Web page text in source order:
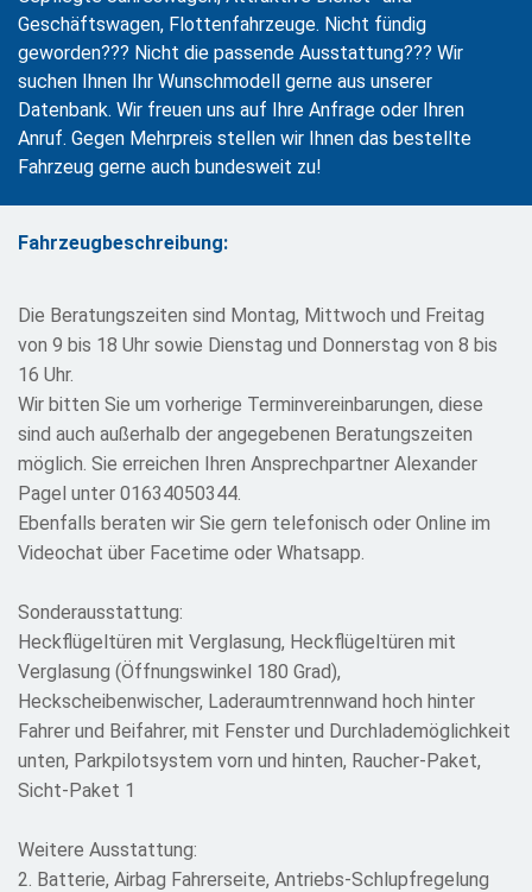
Geschäftswagen, Flottenfahrzeuge. Nicht fündig
geworden??? Nicht die passende Ausstattung??? Wir
suchen Ihnen Ihr Wunschmodell gerne aus unserer
Datenbank. Wir freuen uns auf Ihre Anfrage oder Ihren
Anruf. Gegen Mehrpreis stellen wir Ihnen das bestellte
Fahrzeug gerne auch bundesweit zu!
Fahrzeugbeschreibung:
Die Beratungszeiten sind Montag, Mittwoch und Freitag
von 9 bis 18 Uhr sowie Dienstag und Donnerstag von 8 bis
16 Uhr.
Wir bitten Sie um vorherige Terminvereinbarungen, diese
sind auch außerhalb der angegebenen Beratungszeiten
möglich. Sie erreichen Ihren Ansprechpartner Alexander
Pagel unter 01634050344.
Ebenfalls beraten wir Sie gern telefonisch oder Online im
Videochat über Facetime oder Whatsapp.
Sonderausstattung:
Heckflügeltüren mit Verglasung, Heckflügeltüren mit
Verglasung (Öffnungswinkel 180 Grad),
Heckscheibenwischer, Laderaumtrennwand hoch hinter
Fahrer und Beifahrer, mit Fenster und Durchlademöglichkeit
unten, Parkpilotsystem vorn und hinten, Raucher-Paket,
Sicht-Paket 1
Weitere Ausstattung:
2. Batterie, Airbag Fahrerseite, Antriebs-Schlupfregelung